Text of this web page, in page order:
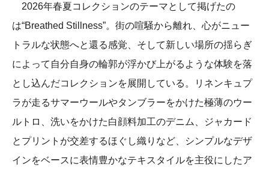
2026年春夏コレクションのテーマとして掲げたの
は“Breathed Stillness”。街の喧騒から離れ、心がニュー
トラルな状態へと還る感覚、そして新しい場所の揺らぎ
によって自分自身の輪郭が浮かび上がるような体験を落
とし込んだコレクションを展開している。リネンキュプ
ラが走るサマーウールやタンブラーをかけた極薄のウー
ルトロ、洗いをかけた白顔料加工のデニム、ジャカード
とプリントが交差するほぐし織りなど、シンプルなデザ
インをベースに表情豊かなテキスタイルを主役にしたア